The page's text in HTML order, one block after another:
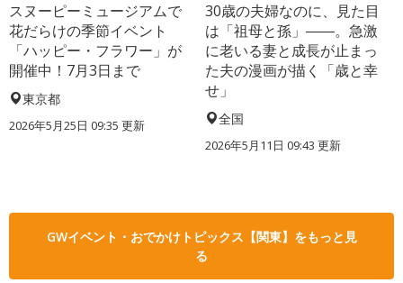
スヌーピーミュージアムで
花だらけの季節イベント
「ハッピー・フラワー」が
開催中！7月3日まで
東京都
2026年5月25日 09:35 更新
30歳の夫婦なのに、見た目
は「祖母と孫」――。急激
に老いる妻と成長が止まっ
た夫の漫画が描く「歳と幸
せ」
全国
2026年5月11日 09:43 更新
GWイベント・おでかけトピックス【関東】をもっと見
る